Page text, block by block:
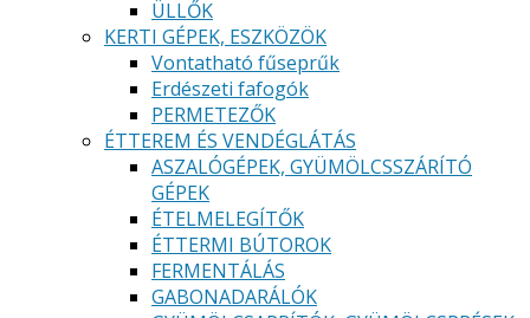
ÜLLŐK
KERTI GÉPEK, ESZKÖZÖK
Vontatható fűseprűk
Erdészeti fafogók
PERMETEZŐK
ÉTTEREM ÉS VENDÉGLÁTÁS
ASZALÓGÉPEK, GYÜMÖLCSSZÁRÍTÓ
GÉPEK
ÉTELMELEGÍTŐK
ÉTTERMI BÚTOROK
FERMENTÁLÁS
GABONADARÁLÓK